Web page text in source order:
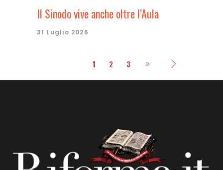
Il Sinodo vive anche oltre l’Aula
31 Luglio 2026
1 2 3